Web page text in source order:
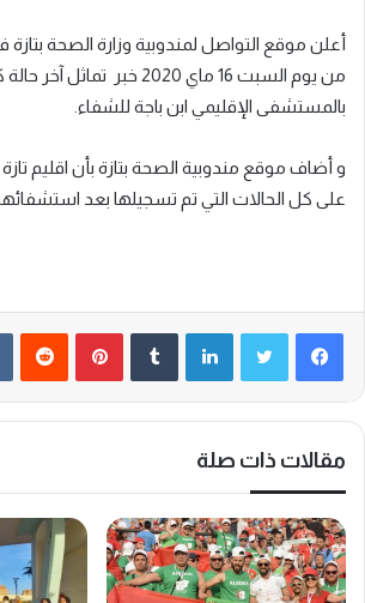
أعلن موقع التواصل لمندوبية وزارة الصحة بتازة
بالمستشفى الإقليمي ابن باجة للشفاء.
و أضاف موقع مندوبية الصحة بتازة بأن اقليم
على كل الحالات التي تم تسجيلها بعد
لينكدإن بينتيريست
مقالات ذات صلة